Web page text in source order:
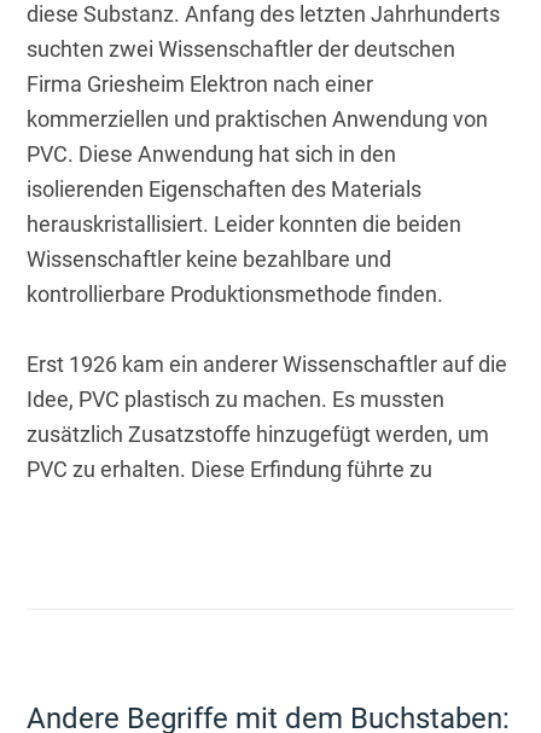
diese Substanz. Anfang des letzten Jahrhunderts
suchten zwei Wissenschaftler der deutschen
Firma Griesheim Elektron nach einer
kommerziellen und praktischen Anwendung von
PVC. Diese Anwendung hat sich in den
isolierenden Eigenschaften des Materials
herauskristallisiert. Leider konnten die beiden
Wissenschaftler keine bezahlbare und
kontrollierbare Produktionsmethode finden.
Erst 1926 kam ein anderer Wissenschaftler auf die
Idee, PVC plastisch zu machen. Es mussten
zusätzlich Zusatzstoffe hinzugefügt werden, um
PVC zu erhalten. Diese Erfindung führte zu
Andere Begriffe mit dem Buchstaben: